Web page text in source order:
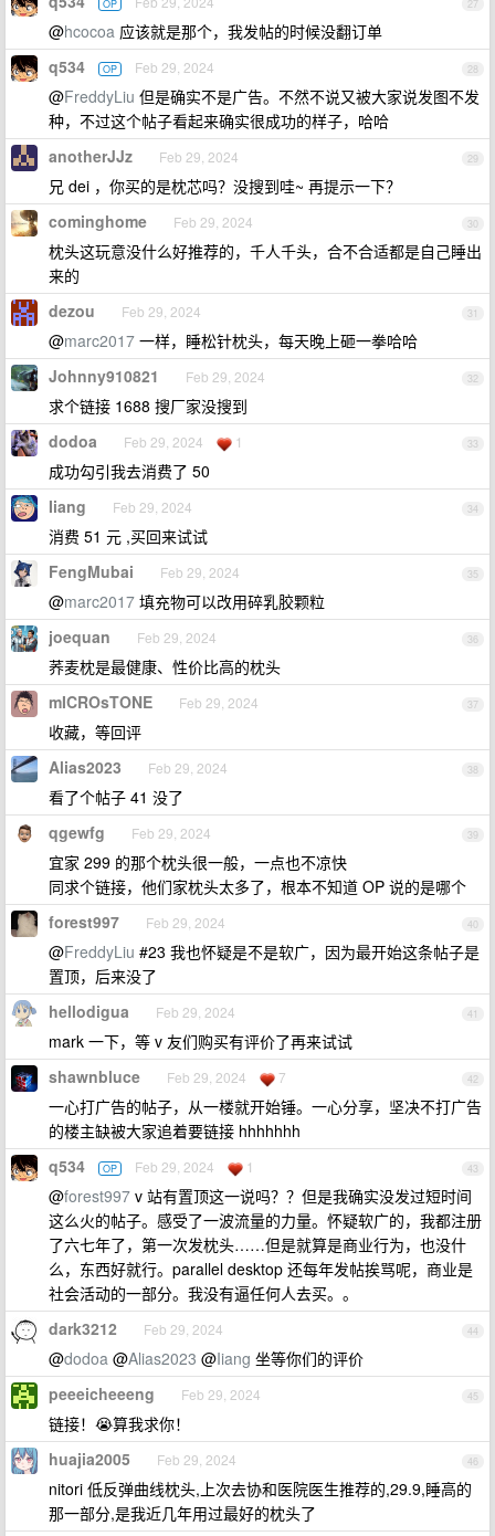
27
OP
@hcocoa 应该就是那个，我发帖的时候没翻订单
28
q534 OP Feb 29, 2024
@FreddyLiu 但是确实不是广告。不然不说又被大家说发图不发
种，不过这个帖子看起来确实很成功的样子，哈哈
29
anotherJJz Feb 29, 2024
兄 dei ，你买的是枕芯吗？没搜到哇~ 再提示一下？
30
cominghome Feb 29, 2024
枕头这玩意没什么好推荐的，千人千头，合不合适都是自己睡出
来的
31
dezou Feb 29, 2024
@marc2017 一样，睡松针枕头，每天晚上砸一拳哈哈
32
Johnny910821 Feb 29, 2024
求个链接 1688 搜厂家没搜到
33
dodoa Feb 29, 2024 1
成功勾引我去消费了 50
34
Iiang Feb 29, 2024
消费 51 元 ,买回来试试
35
FengMubai Feb 29, 2024
@marc2017 填充物可以改用碎乳胶颗粒
36
joequan Feb 29, 2024
荞麦枕是最健康、性价比高的枕头
37
mICROsTONE Feb 29, 2024
收藏，等回评
38
Alias2023 Feb 29, 2024
看了个帖子 41 没了
39
qgewfg Feb 29, 2024
宜家 299 的那个枕头很一般，一点也不凉快
同求个链接，他们家枕头太多了，根本不知道 OP 说的是哪个
40
forest997 Feb 29, 2024
@FreddyLiu #23 我也怀疑是不是软广，因为最开始这条帖子是
置顶，后来没了
41
hellodigua Feb 29, 2024
mark 一下，等 v 友们购买有评价了再来试试
42
shawnbluce Feb 29, 2024 7
一心打广告的帖子，从一楼就开始锤。一心分享，坚决不打广告
的楼主缺被大家追着要链接 hhhhhhh
43
q534 OP Feb 29, 2024 1
@forest997 v 站有置顶这一说吗？？但是我确实没发过短时间
这么火的帖子。感受了一波流量的力量。怀疑软广的，我都注册
了六七年了，第一次发枕头……但是就算是商业行为，也没什
么，东西好就行。parallel desktop 还每年发帖挨骂呢，商业是
社会活动的一部分。我没有逼任何人去买。。
44
dark3212 Feb 29, 2024
@dodoa @Alias2023 @Iiang 坐等你们的评价
45
peeeicheeeng Feb 29, 2024
链接！😭算我求你！
46
huajia2005 Feb 29, 2024
nitori 低反弹曲线枕头,上次去协和医院医生推荐的,29.9,睡高的
那一部分,是我近几年用过最好的枕头了